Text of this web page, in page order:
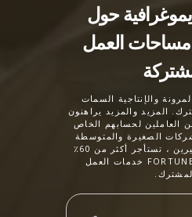
حول
العمل
والإنتاجية السمات
المزيد والمزيد يراهنون
العاملين لحسابهم الخاص
الصغيرة والمتوسطة
الحجم ومفاجأة الكثيرين ، تستأجر أكثر من 60٪
من شركات FORTUNE 500 خدمات العمل